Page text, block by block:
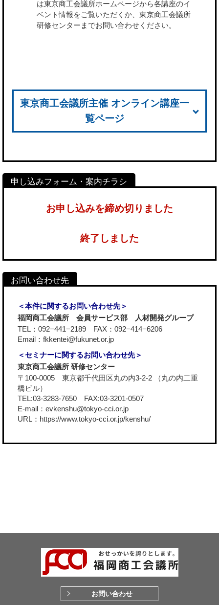
は東京商工会議所ホームページから各講座のイ
ベント情報をご覧いただくか、東京商工会議所
研修センターまでお問い合わせください。
東京商工会議所主催 オンライン講座一
覧ページ
お申し込みを締め切りました
終了しました
＜本件に関するお問い合わせ先＞
福岡商工会議所 会員サービス部 人材開発グループ
TEL：092−441−2189 FAX：092−414−6206
Email：fkkentei@fukunet.or.jp
＜セミナーに関するお問い合わせ先＞
東京商工会議所 研修センター
〒100-0005 東京都千代田区丸の内3-2-2 （丸の内二重
橋ビル）
TEL:03-3283-7650 FAX:03-3201-0507
E-mail：evkenshu@tokyo-cci.or.jp
URL： https://www.tokyo-cci.or.jp/kenshu/
お問い合わせ